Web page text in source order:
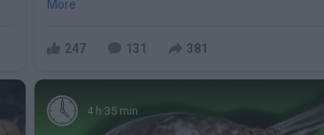
More
247 131 381
4 h 35 min